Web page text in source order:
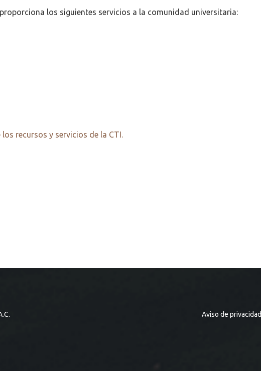
los siguientes servicios a la comunidad universitaria:
recursos y servicios de la CTI.
Aviso de privacidad